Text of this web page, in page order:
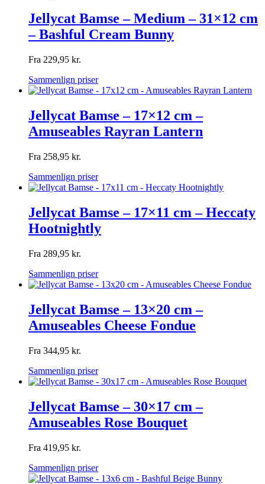
Jellycat Bamse – Medium – 31×12 cm
– Bashful Cream Bunny
Fra 229,95 kr.
Sammenlign priser
Jellycat Bamse – 17×12 cm –
Amuseables Rayran Lantern
Fra 258,95 kr.
Sammenlign priser
Jellycat Bamse – 17×11 cm – Heccaty
Hootnightly
Fra 289,95 kr.
Sammenlign priser
Jellycat Bamse – 13×20 cm –
Amuseables Cheese Fondue
Fra 344,95 kr.
Sammenlign priser
Jellycat Bamse – 30×17 cm –
Amuseables Rose Bouquet
Fra 419,95 kr.
Sammenlign priser